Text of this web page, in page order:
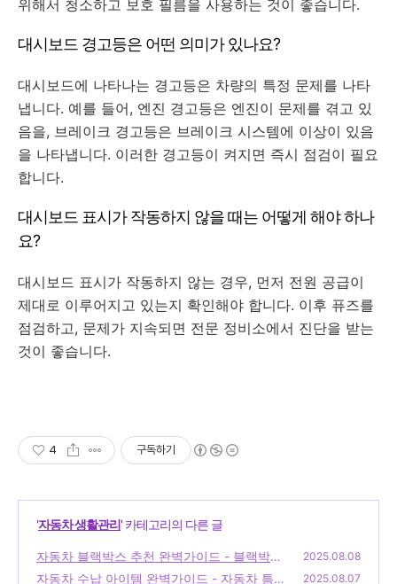
위해서 청소하고 보호 필름을 사용하는 것이 좋습니다.
대시보드 경고등은 어떤 의미가 있나요?
대시보드에 나타나는 경고등은 차량의 특정 문제를 나타
냅니다. 예를 들어, 엔진 경고등은 엔진이 문제를 겪고 있
음을, 브레이크 경고등은 브레이크 시스템에 이상이 있음
을 나타냅니다. 이러한 경고등이 켜지면 즉시 점검이 필요
합니다.
대시보드 표시가 작동하지 않을 때는 어떻게 해야 하나
요?
대시보드 표시가 작동하지 않는 경우, 먼저 전원 공급이
제대로 이루어지고 있는지 확인해야 합니다. 이후 퓨즈를
점검하고, 문제가 지속되면 전문 정비소에서 진단을 받는
것이 좋습니다.
4 구독하기
'자동차 생활관리' 카테고리의 다른 글
자동차 블랙박스 추천 완벽가이드 - 블랙박스
추천, 파인뷰 블랙박스, 블랙박스 설치
(0)
2025.08.08
자동차 수납 아이템 완벽가이드 - 자동차 틈새
2025.08.07